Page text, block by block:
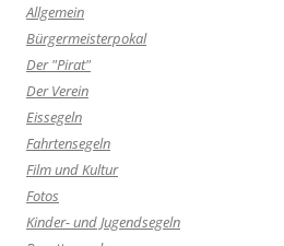
Allgemein
Bürgermeisterpokal
Der "Pirat"
Der Verein
Eissegeln
Fahrtensegeln
Film und Kultur
Fotos
Kinder- und Jugendsegeln